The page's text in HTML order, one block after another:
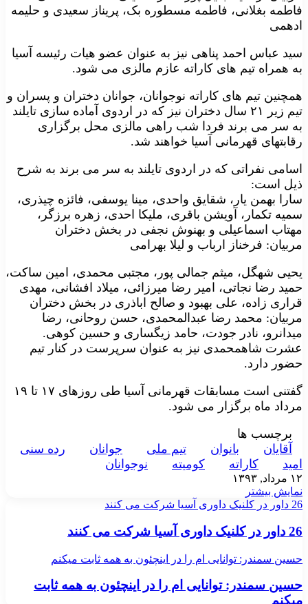
فاطمه بغلانی، فاطمه مسطوره بک، پریناز سعیدی و حلیمه
ادهمی
سید عباس احمد پناهی نیز به عنوان عضو هیات رئیسه آسیا
به همراه تیم های کاراته عازم مالزی می شود.
همچنین تیم های کاراته نوجوانان، جوانان دختران و پسران و
تیم زیر ۲۱ سال دختران نیز که در اردوی آماده سازی تایلند
به سر می برند فردا شب راهی مالزی محل برگزاری
رقابتهای قهرمانی آسیا خواهند شد.
اسامی نفراتی که در اردوی تایلند به سر می برند به شرح
ذیل است:
سارا بهمن یار، شقایق واحدی، مینا یوسفی، فائزه چیذری،
سمیه تکمار، آویشن باقری، ملیکا احدی، زهره برزگر،
مهتاب اسماعیلی و بهنوش نجفی در بخش دختران
مربیان: فرخناز ارباب و لیلا بهرامی
یحیی شهگل، میثم جمالی پور، مجتبی محمدی، امین ساکت،
حمید رضا نجاتی، امیر رضا میرزائی، میلاد افشانی، مهدی
قراری زاده، علی بهبود و صالح اباذری در بخش دختران
مربیان: محمد رضا عبدالمحمدی، حسن روحانی، رضا
میدانرو، نادر جودت، حامد زیگساری و حسین کوهی.
عشرت شاهمحمدی نیز به عنوان سرپرست در کنار تیم
حضور دارد.
گفتنی است مسابقات قهرمانی آسیا طی روزهای ۱۷ تا ۱۹
مرداد ماه برگزار می شود.
برچسب ها
آقايان
بانوان تيم ملی جوانان
رده سنی
امید
کاراته کوميته نوجوانان
۱۲ مرداد, ۱۳۹۳
نمایش بیشتر
26 داور در کلنیک داوری آسیا شرکت می کنند
26 داور در کلنیک داوری آسیا شرکت می کنند
حسین سمندر: توانایی ام را در اینچئون به همه ثابت میکنم
حسین سمندر: توانایی ام را در اینچئون به همه ثابت
میکنم